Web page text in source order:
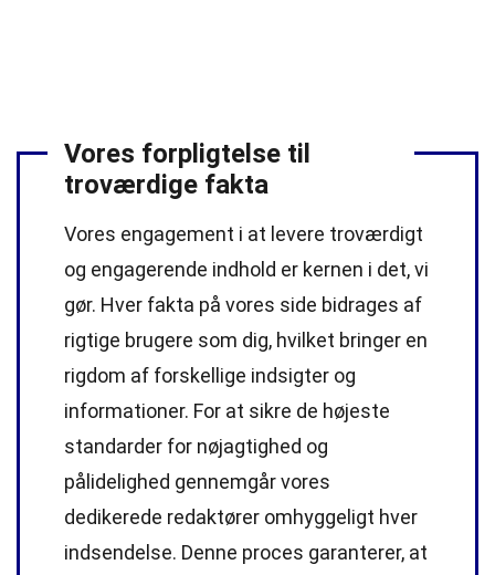
Vores forpligtelse til
troværdige fakta
Vores engagement i at levere troværdigt
og engagerende indhold er kernen i det, vi
gør. Hver fakta på vores side bidrages af
rigtige brugere som dig, hvilket bringer en
rigdom af forskellige indsigter og
informationer. For at sikre de højeste
standarder for nøjagtighed og
pålidelighed gennemgår vores
dedikerede redaktører omhyggeligt hver
indsendelse. Denne proces garanterer, at